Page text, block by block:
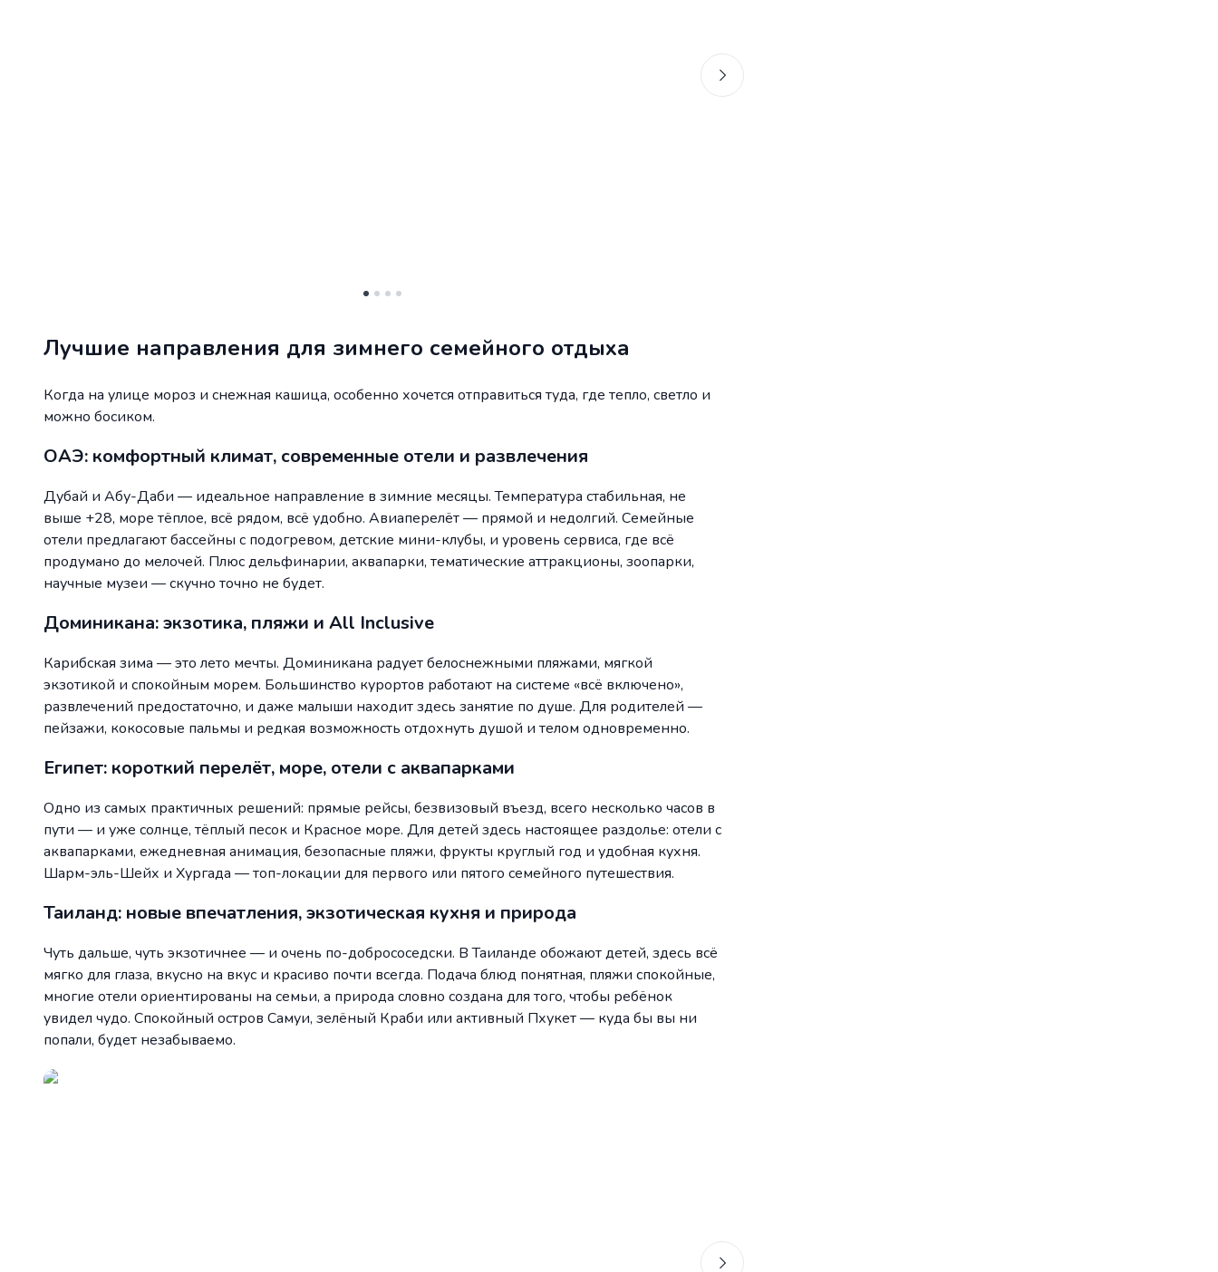
Лучшие направления для зимнего семейного отдыха
Когда на улице мороз и снежная кашица, особенно хочется отправиться туда, где тепло, светло и
можно босиком.
ОАЭ: комфортный климат, современные отели и развлечения
Дубай и Абу-Даби — идеальное направление в зимние месяцы. Температура стабильная, не
выше +28, море тёплое, всё рядом, всё удобно. Авиаперелёт — прямой и недолгий. Семейные
отели предлагают бассейны с подогревом, детские мини-клубы, и уровень сервиса, где всё
продумано до мелочей. Плюс дельфинарии, аквапарки, тематические аттракционы, зоопарки,
научные музеи — скучно точно не будет.
Доминикана: экзотика, пляжи и All Inclusive
Карибская зима — это лето мечты. Доминикана радует белоснежными пляжами, мягкой
экзотикой и спокойным морем. Большинство курортов работают на системе «всё включено»,
развлечений предостаточно, и даже малыши находит здесь занятие по душе. Для родителей —
пейзажи, кокосовые пальмы и редкая возможность отдохнуть душой и телом одновременно.
Египет: короткий перелёт, море, отели с аквапарками
Одно из самых практичных решений: прямые рейсы, безвизовый въезд, всего несколько часов в
пути — и уже солнце, тёплый песок и Красное море. Для детей здесь настоящее раздолье: отели с
аквапарками, ежедневная анимация, безопасные пляжи, фрукты круглый год и удобная кухня.
Шарм-эль-Шейх и Хургада — топ-локации для первого или пятого семейного путешествия.
Таиланд: новые впечатления, экзотическая кухня и природа
Чуть дальше, чуть экзотичнее — и очень по-добрососедски. В Таиланде обожают детей, здесь всё
мягко для глаза, вкусно на вкус и красиво почти всегда. Подача блюд понятная, пляжи спокойные,
многие отели ориентированы на семьи, а природа словно создана для того, чтобы ребёнок
увидел чудо. Спокойный остров Самуи, зелёный Краби или активный Пхукет — куда бы вы ни
попали, будет незабываемо.